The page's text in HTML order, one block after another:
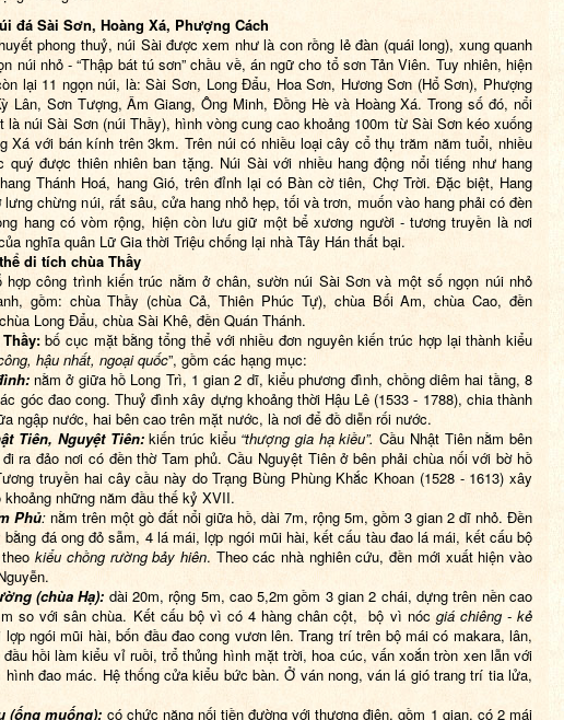
đá Sài Sơn, Hoàng Xá, Phượng Cách
phong thuỷ, núi Sài được xem như là con rồng lẻ đàn (quái long), xung quanh
núi nhỏ - “Thập bát tú sơn” chầu về, án ngữ cho tổ sơn Tản Viên. Tuy nhiên, hiện
lại 11 ngọn núi, là: Sài Sơn, Long Đẩu, Hoa Sơn, Hương Sơn (Hổ Sơn), Phượng
Lân, Sơn Tượng, Âm Giang, Ông Minh, Đồng Hè và Hoàng Xá. Trong số đó, nổi
là núi Sài Sơn (núi Thầy), hình vòng cung cao khoảng 100m từ Sài Sơn kéo xuống
Xá với bán kính trên 3km. Trên núi có nhiều loại cây cổ thụ trăm năm tuổi, nhiều
quý được thiên nhiên ban tặng. Núi Sài với nhiều hang động nổi tiếng như hang
Thánh Hoá, hang Gió, trên đỉnh lại có Bàn cờ tiên, Chợ Trời. Đặc biệt, Hang
lưng chừng núi, rất sâu, cửa hang nhỏ hẹp, tối và trơn, muốn vào hang phải có đèn
hang có vòm rộng, hiện còn lưu giữ một bể xương người - tương truyền là nơi
nghĩa quân Lữ Gia thời Triệu chống lại nhà Tây Hán thất bại.
di tích chùa Thầy
công trình kiến trúc nằm ở chân, sườn núi Sài Sơn và một số ngọn núi nhỏ
gồm: chùa Thầy (chùa Cả, Thiên Phúc Tự), chùa Bối Am, chùa Cao, đền
Long Đẩu, chùa Sài Khê, đền Quán Thánh.
Thầy:bố cục mặt bằng tổng thể với nhiều đơn nguyên kiến trúc hợp lại thành kiểu
hậu nhất, ngoại quốc”, gồm các hạng mục:
:nằm ở giữa hồ Long Trì, 1 gian 2 dĩ, kiểu phương đình, chồng diêm hai tầng, 8
góc đao cong. Thuỷ đình xây dựng khoảng thời Hậu Lê (1533 - 1788), chia thành
ngập nước, hai bên cao trên mặt nước, là nơi để đồ diễn rối nước.
Tiên, Nguyệt Tiên:kiến trúc kiểu “thượng gia hạ kiều”. Cầu Nhật Tiên nằm bên
ra đảo nơi có đền thờ Tam phủ. Cầu Nguyệt Tiên ở bên phải chùa nối với bờ hồ
truyền hai cây cầu này do Trạng Bùng Phùng Khắc Khoan (1528 - 1613) xây
khoảng những năm đầu thế kỷ XVII.
Phủ: nằm trên một gò đất nổi giữa hồ, dài 7m, rộng 5m, gồm 3 gian 2 dĩ nhỏ. Đền
đá ong đỏ sẫm, 4 lá mái, lợp ngói mũi hài, kết cấu tàu đao lá mái, kết cấu bộ
theokiểu chồng rường bảy hiên. Theo các nhà nghiên cứu, đền mới xuất hiện vào
(chùa Hạ): dài 20m, rộng 5m, cao 5,2m gồm 3 gian 2 chái, dựng trên nền cao
so với sân chùa. Kết cấu bộ vì có 4 hàng chân cột, bộ vì nóc giá chiêng - kẻ
lợp ngói mũi hài, bốn đầu đao cong vươn lên. Trang trí trên bộ mái có makara, lân,
đầu hồi làm kiểu vỉ ruồi, trổ thủng hình mặt trời, hoa cúc, vấn xoắn tròn xen lẫn với
hình đao mác. Hệ thống cửa kiểu bức bàn. Ở ván nong, ván lá gió trang trí tia lửa,
(ống muống): có chức năng nối tiền đường với thượng điện, gồm 1 gian, có 2 mái